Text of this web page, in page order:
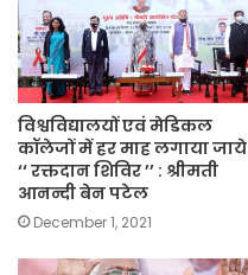
विश्वविद्यालयों एवं मेडिकल
कॉलेजों में हर माह लगाया जाये
‘‘ रक्तदान शिविर ’’ : श्रीमती
आनन्दी बेन पटेल
December 1, 2021